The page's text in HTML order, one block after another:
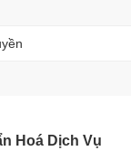
Hoá Dịch Vụ